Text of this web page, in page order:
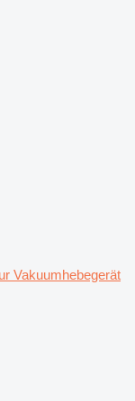
Vakuumhebegerät